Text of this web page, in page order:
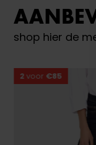
shop hier de
2 voor €85